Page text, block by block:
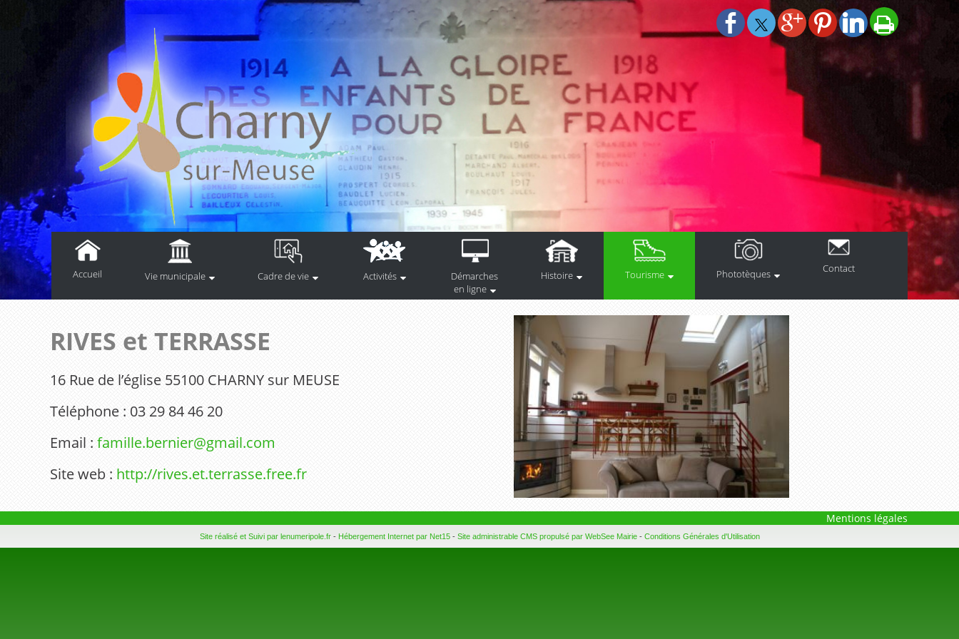
Accueil Vie municipale Cadre de vie Activités
Démarches
en ligne
Histoire Tourisme Phototèques Contact
RIVES et TERRASSE
16 Rue de l’église 55100 CHARNY sur MEUSE
Téléphone : 03 29 84 46 20
Email :famille.bernier@gmail.com
Site web : http://rives.et.terrasse.free.fr
Mentions légales
Site réalisé et Suivi par lenumeripole.fr- Hébergement Internet par Net15- Site administrable CMS propulsé par WebSee Mairie- Conditions Générales d'Utilisation